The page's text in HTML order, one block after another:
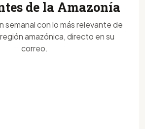
de la Amazonía
semanal con lo más relevante de
amazónica, directo en su
correo.